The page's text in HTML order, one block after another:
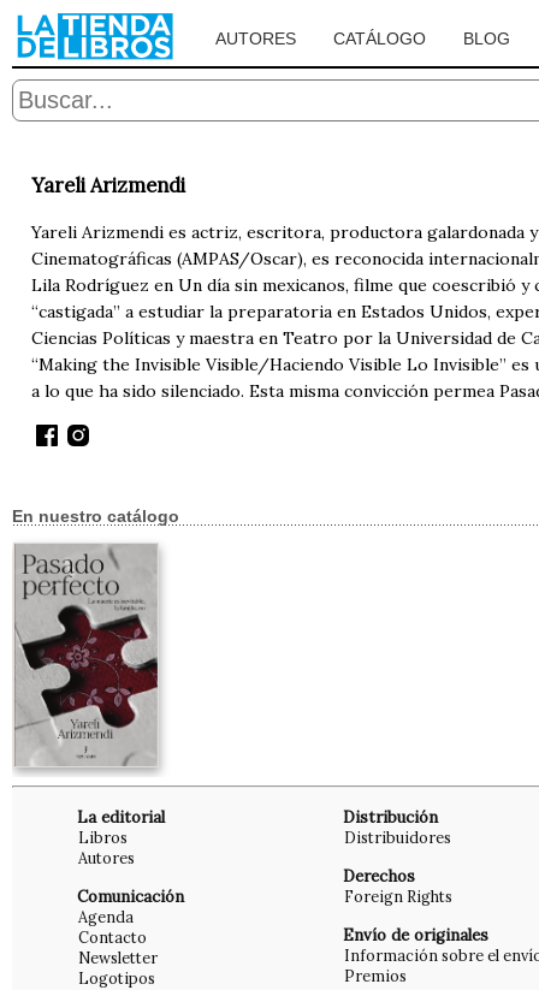
AUTORES CATÁLOGO BLOG
Yareli Arizmendi
Yareli Arizmendi es actriz, escritora, productora galardonada
Cinematográficas (AMPAS/Oscar), es reconocida
Lila Rodríguez en Un día sin mexicanos, filme que coescribió
“castigada” a estudiar la preparatoria en Estados Unidos,
Ciencias Políticas y maestra en Teatro por la Universidad de
“Making the Invisible Visible/Haciendo Visible Lo Invisible”
a lo que ha sido silenciado. Esta misma convicción permea
En nuestro catálogo
La editorial
Libros
Autores
Comunicación
Agenda
Contacto
Newsletter
Logotipos
Distribución
Distribuidores
Derechos
Foreign Rights
Envío de originales
Información sobre el
Premios